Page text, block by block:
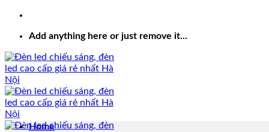
Add anything here or just remove it...
Home